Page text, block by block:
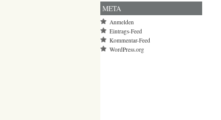
META
Anmelden
Eintrags-Feed
Kommentar-Feed
WordPress.org